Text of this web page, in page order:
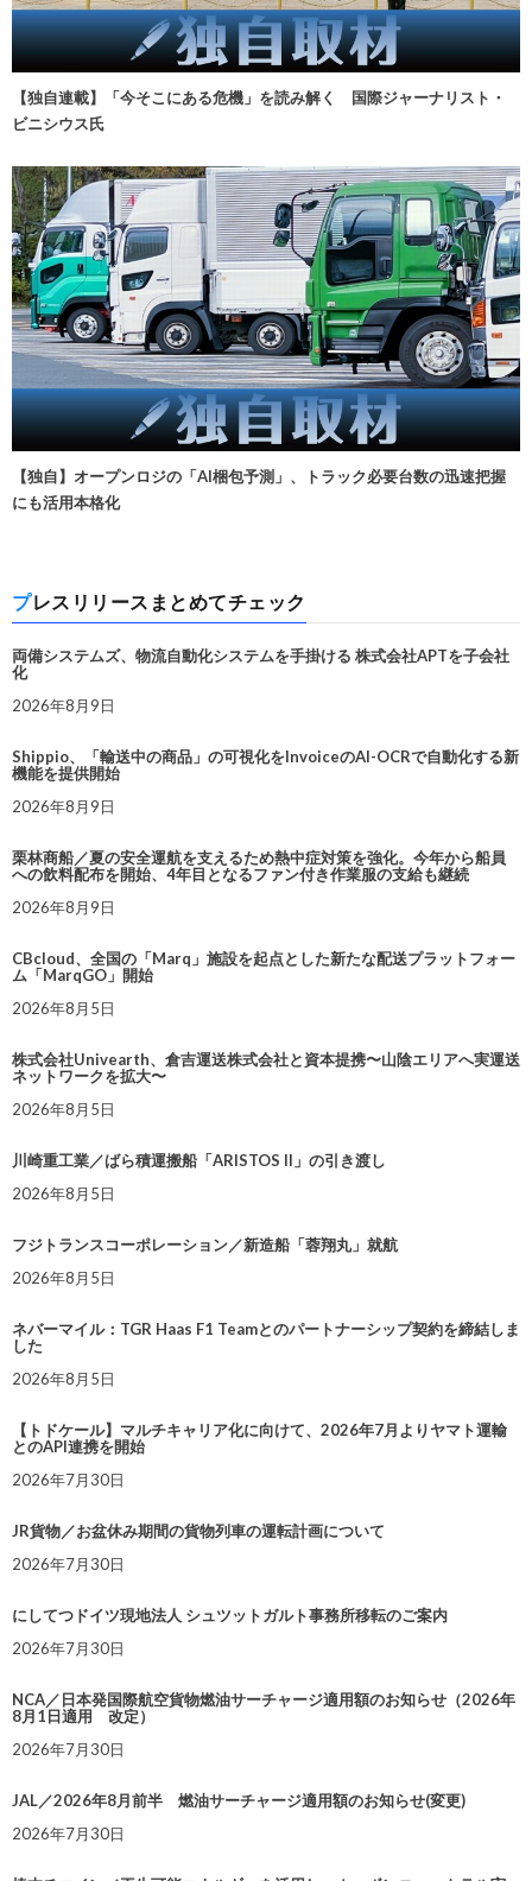
【独自連載】「今そこにある危機」を読み解く 国際ジャーナリスト・
ビニシウス氏
【独自】オープンロジの「AI梱包予測」、トラック必要台数の迅速把握
にも活用本格化
プレスリリースまとめてチェック
両備システムズ、物流自動化システムを手掛ける 株式会社APTを子会社
化
2026年8月9日
Shippio、「輸送中の商品」の可視化をInvoiceのAI-OCRで自動化する新
機能を提供開始
2026年8月9日
栗林商船／夏の安全運航を支えるため熱中症対策を強化。今年から船員
への飲料配布を開始、4年目となるファン付き作業服の支給も継続
2026年8月9日
CBcloud、全国の「Marq」施設を起点とした新たな配送プラットフォー
ム「MarqGO」開始
2026年8月5日
株式会社Univearth、倉吉運送株式会社と資本提携〜山陰エリアへ実運送
ネットワークを拡大〜
2026年8月5日
川崎重工業／ばら積運搬船「ARISTOS II」の引き渡し
2026年8月5日
フジトランスコーポレーション／新造船「蓉翔丸」就航
2026年8月5日
ネバーマイル：TGR Haas F1 Teamとのパートナーシップ契約を締結しま
した
2026年8月5日
【トドケール】マルチキャリア化に向けて、2026年7月よりヤマト運輸
とのAPI連携を開始
2026年7月30日
JR貨物／お盆休み期間の貨物列車の運転計画について
2026年7月30日
にしてつドイツ現地法人 シュツットガルト事務所移転のご案内
2026年7月30日
NCA／日本発国際航空貨物燃油サーチャージ適用額のお知らせ（2026年
8月1日適用 改定）
2026年7月30日
JAL／2026年8月前半 燃油サーチャージ適用額のお知らせ(変更)
2026年7月30日